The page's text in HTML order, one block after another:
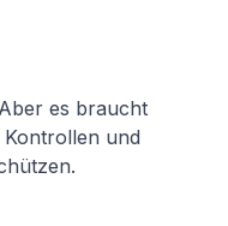
es braucht
und